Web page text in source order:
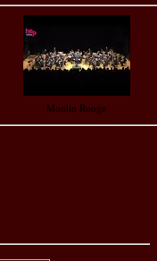
Moulin Rouge